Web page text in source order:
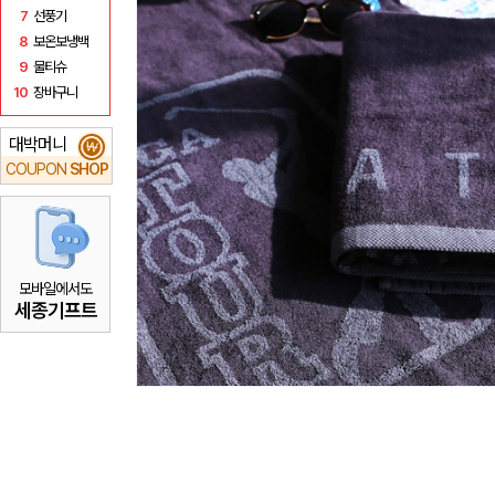
7 선풍기
8 보온보냉백
9 물티슈
10 장바구니
대박머니
COUPON SHOP
₩
모바일에서도
세종기프트